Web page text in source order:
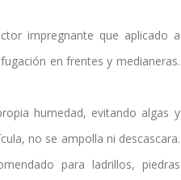
impregnante que aplicado a
en frentes y medianeras.
humedad, evitando algas y
no se ampolla ni descascara.
para ladrillos, piedras